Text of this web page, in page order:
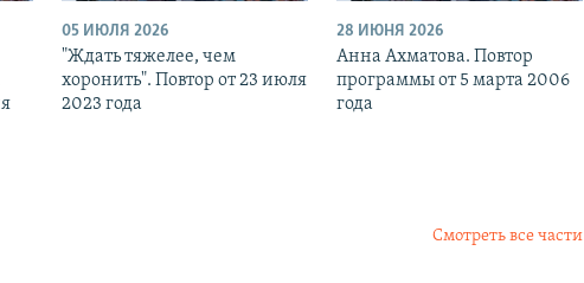
05 ИЮЛЯ 2026
"Ждать тяжелее, чем
хоронить". Повтор от 23 июля
2023 года
28 ИЮНЯ 2026
Анна Ахматова. Повтор
программы от 5 марта 2006
года
Смотреть все части